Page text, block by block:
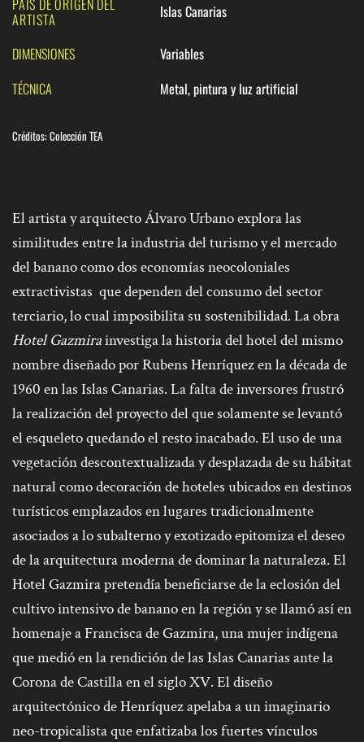
PAÍS DE ORIGEN DEL
ARTISTA Islas Canarias
DIMENSIONES
Variables
TÉCNICA
Metal, pintura y luz artificial
Créditos:Colección TEA
El artista y arquitecto Álvaro Urbano explora las
similitudes entre la industria del turismo y el mercado
del banano como dos economías neocoloniales
extractivistas que dependen del consumo del sector
terciario, lo cual imposibilita su sostenibilidad. La obra
Hotel Gazmirainvestiga la historia del hotel del mismo
nombre diseñado por Rubens Henríquez en la década de
1960 en las Islas Canarias. La falta de inversores frustró
la realización del proyecto del que solamente se levantó
el esqueleto quedando el resto inacabado. El uso de una
vegetación descontextualizada y desplazada de su hábitat
natural como decoración de hoteles ubicados en destinos
turísticos emplazados en lugares tradicionalmente
asociados a lo subalterno y exotizado epitomiza el deseo
de la arquitectura moderna de dominar la naturaleza. El
Hotel Gazmira pretendía beneficiarse de la eclosión del
cultivo intensivo de banano en la región y se llamó así en
homenaje a Francisca de Gazmira, una mujer indígena
que medió en la rendición de las Islas Canarias ante la
Corona de Castilla en el siglo XV. El diseño
arquitectónico de Henríquez apelaba a un imaginario
neo-tropicalista que enfatizaba los fuertes vínculos